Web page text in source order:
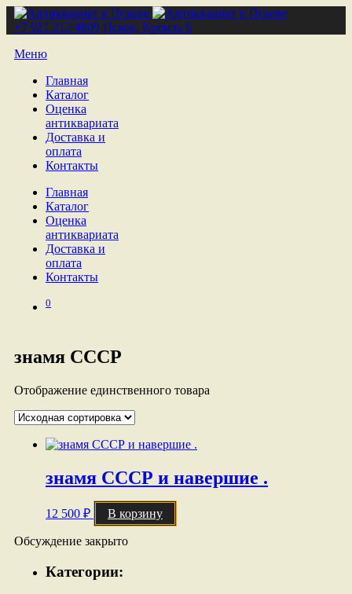
+7 921 212 4809 Псков, Кремль 6
Меню
Главная
Каталог
Оценка
антиквариата
Доставка и
оплата
Контакты
Главная
Каталог
Оценка
антиквариата
Доставка и
оплата
Контакты
0
знамя СССР
Отображение единственного товара
знамя СССР и навершие .
12 500 ₽ В корзину
Обсуждение закрыто
Категории: